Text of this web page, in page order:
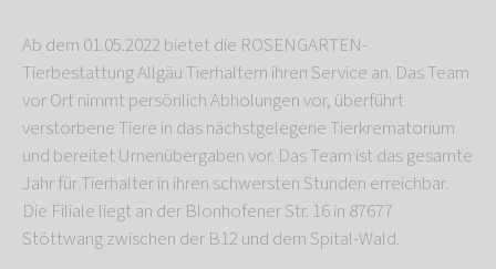
Ab dem 01.05.2022 bietet die ROSENGARTEN-
Tierbestattung Allgäu Tierhaltern ihren Service an. Das Team
vor Ort nimmt persönlich Abholungen vor, überführt
verstorbene Tiere in das nächstgelegene Tierkrematorium
und bereitet Urnenübergaben vor. Das Team ist das gesamte
Jahr für Tierhalter in ihren schwersten Stunden erreichbar.
Die Filiale liegt an der Blonhofener Str. 16 in 87677
Stöttwang zwischen der B12 und dem Spital-Wald.